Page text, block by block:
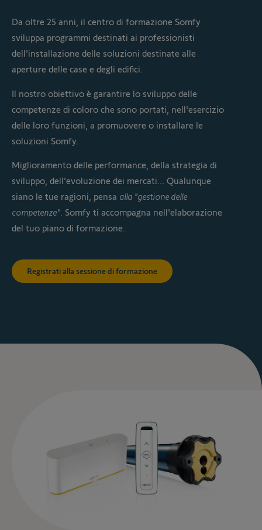
Da oltre 25 anni, il centro di formazione Somfy
sviluppa programmi destinati ai professionisti
dell'installazione delle soluzioni destinate alle
aperture delle case e degli edifici.
Il nostro obiettivo è garantire lo sviluppo delle
competenze di coloro che sono portati, nell'esercizio
delle loro funzioni, a promuovere o installare le
soluzioni Somfy.
Miglioramento delle performance, della strategia di
sviluppo, dell'evoluzione dei mercati... Qualunque
siano le tue ragioni, pensa alla "gestione delle
competenze". Somfy ti accompagna nell'elaborazione
del tuo piano di formazione.
Registrati alla sessione di formazione